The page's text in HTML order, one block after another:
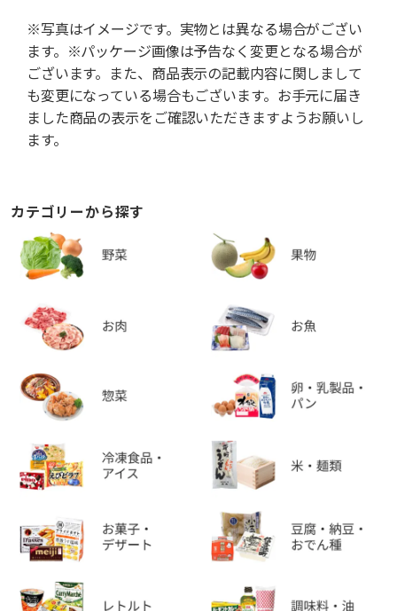
※写真はイメージです。実物とは異なる場合がござい
ます。※パッケージ画像は予告なく変更となる場合が
ございます。また、商品表示の記載内容に関しまして
も変更になっている場合もございます。お手元に届き
ました商品の表示をご確認いただきますようお願いし
ます。
カテゴリーから探す